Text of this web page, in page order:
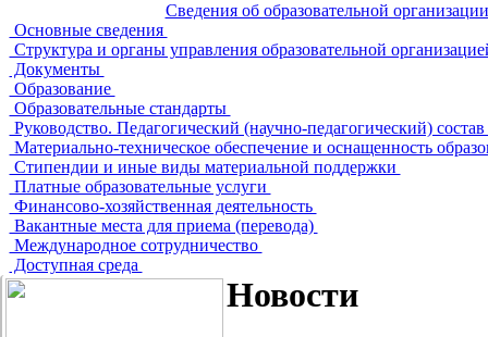
Сведения об образовательной организации
Основные сведения
Структура и органы управления образовательной
Документы
Образование
Образовательные стандарты
Руководство. Педагогический (научно-педагогический) состав
Материально-техническое обеспечение и оснащенность
Стипендии и иные виды материальной поддержки
Платные образовательные услуги
Финансово-хозяйственная деятельность
Вакантные места для приема (перевода)
Международное сотрудничество
Доступная среда
Новости